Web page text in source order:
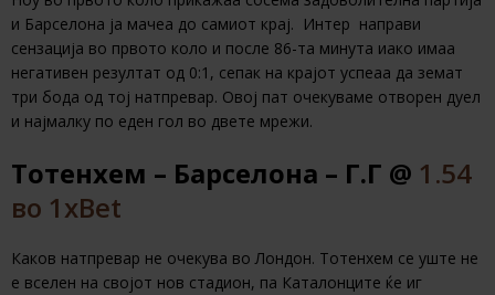
и Барселона ја мачеа до самиот крај. Интер направи
сензација во првото коло и после 86-та минута иако имаа
негативен резултат од 0:1, сепак на крајот успеаа да земат
три бода од тој натпревар. Овој пат очекуваме отворен дуел
и најмалку по еден гол во двете мрежи.
Тотенхем – Барселона – Г.Г @ 1.54
во 1xBet
Каков натпревар не очекува во Лондон. Тотенхем се уште не
е вселен на својот нов стадион, па Каталонците ќе иг